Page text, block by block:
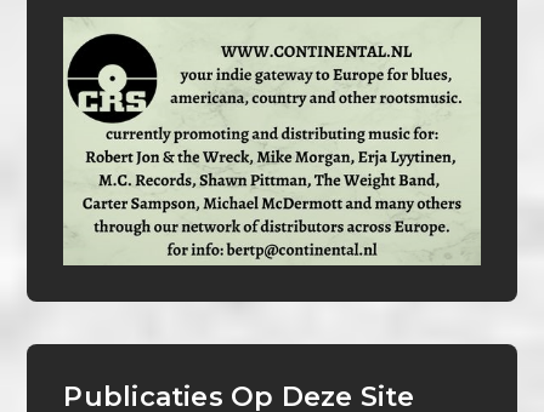
Publicaties Op Deze Site